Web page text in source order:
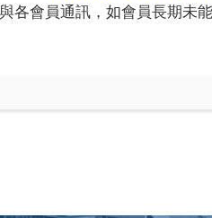
會員通訊，如會員長期未